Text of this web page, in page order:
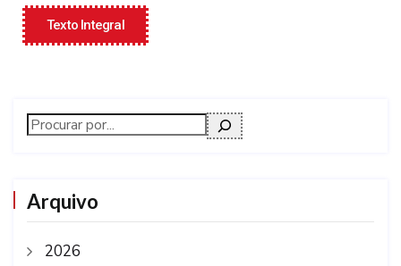
Texto Integral
Arquivo
2026